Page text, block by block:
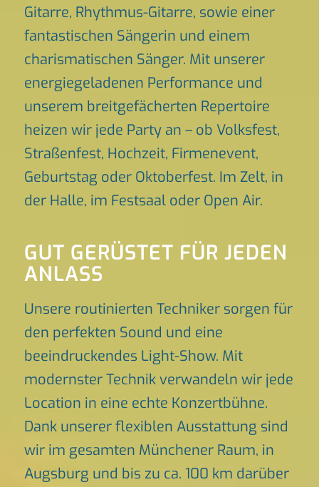
Gitarre, Rhythmus-Gitarre, sowie einer
fantastischen Sängerin und einem
charismatischen Sänger. Mit unserer
energiegeladenen Performance und
unserem breitgefächerten Repertoire
heizen wir jede Party an – ob Volksfest,
Straßenfest, Hochzeit, Firmenevent,
Geburtstag oder Oktoberfest. Im Zelt, in
der Halle, im Festsaal oder Open Air.
GUT GERÜSTET FÜR JEDEN
ANLASS
Unsere routinierten Techniker sorgen für
den perfekten Sound und eine
beeindruckendes Light-Show. Mit
modernster Technik verwandeln wir jede
Location in eine echte Konzertbühne.
Dank unserer flexiblen Ausstattung sind
wir im gesamten Münchener Raum, in
Augsburg und bis zu ca. 100 km darüber